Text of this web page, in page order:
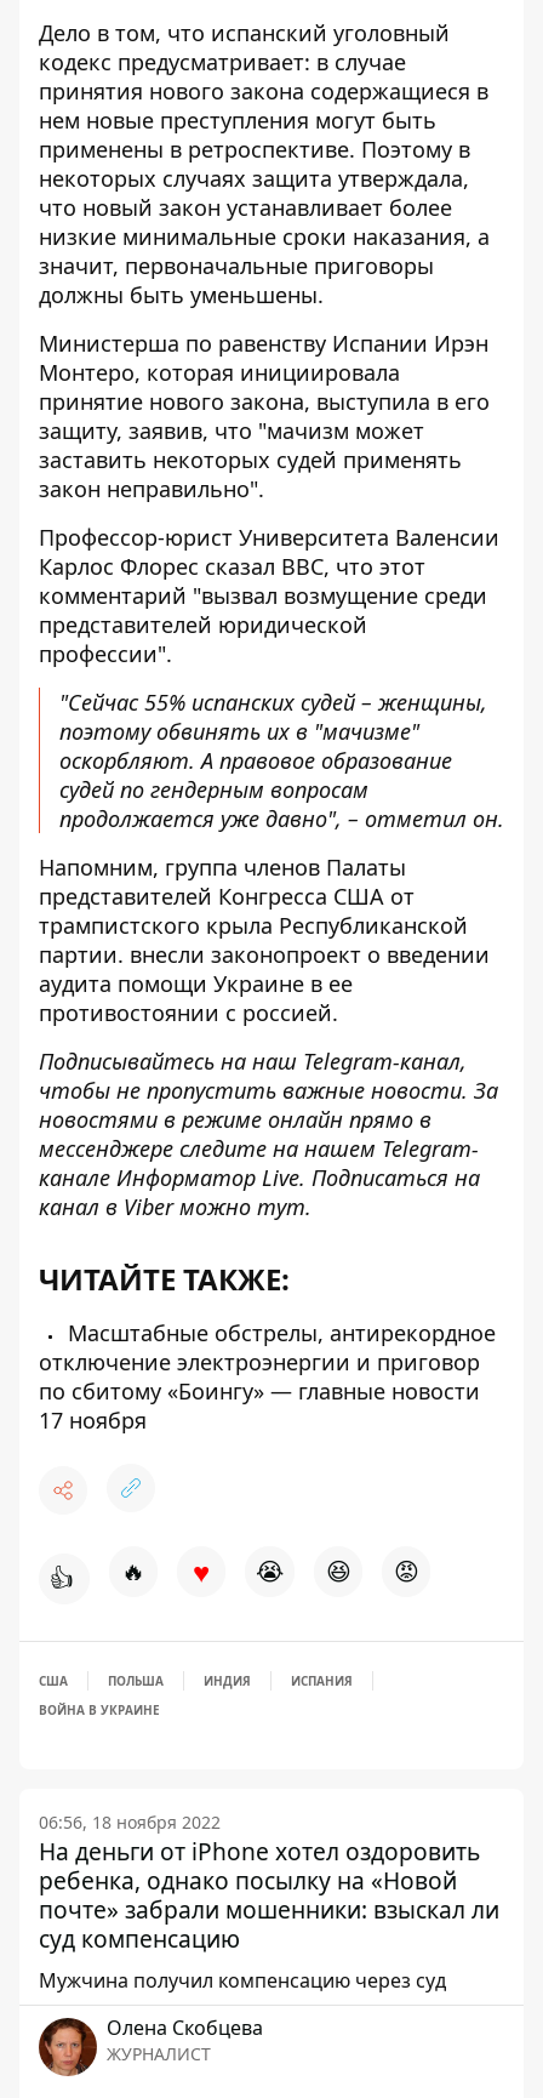
Дело в том, что испанский уголовный
кодекс предусматривает: в случае
принятия нового закона содержащиеся в
нем новые преступления могут быть
применены в ретроспективе. Поэтому в
некоторых случаях защита утверждала,
что новый закон устанавливает более
низкие минимальные сроки наказания, а
значит, первоначальные приговоры
должны быть уменьшены.
Министерша по равенству Испании Ирэн
Монтеро, которая инициировала
принятие нового закона, выступила в его
защиту, заявив, что "мачизм может
заставить некоторых судей применять
закон неправильно".
Профессор-юрист Университета Валенсии
Карлос Флорес сказал BBC, что этот
комментарий "вызвал возмущение среди
представителей юридической
профессии".
"Сейчас 55% испанских судей – женщины,
поэтому обвинять их в "мачизме"
оскорбляют. А правовое образование
судей по гендерным вопросам
продолжается уже давно", – отметил он.
Напомним, группа членов Палаты
представителей Конгресса США от
трампистского крыла Республиканской
партии. внесли законопроект о введении
аудита помощи Украине в ее
противостоянии с россией.
Подписывайтесь на наш Telegram-канал,
чтобы не пропустить важные новости. За
новостями в режиме онлайн прямо в
мессенджере следите на нашем Telegram-
канале Информатор Live. Подписаться на
канал в Viber можно тут.
ЧИТАЙТЕ ТАКЖЕ:
Масштабные обстрелы, антирекордное
отключение электроэнергии и приговор
по сбитому «Боингу» — главные новости
17 ноября
👍 🔥 ♥ 😭 😆 😡
США ПОЛЬША ИНДИЯ
ИСПАНИЯ
ВОЙНА В УКРАИНЕ
06:56, 18 ноября 2022
На деньги от iPhone хотел оздоровить
ребенка, однако посылку на «Новой
почте» забрали мошенники: взыскал ли
суд компенсацию
Мужчина получил компенсацию через суд
Олена Скобцева
ЖУРНАЛИСТ